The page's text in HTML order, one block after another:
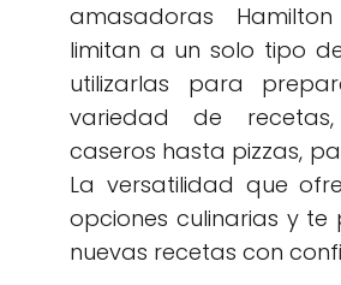
amasadoras
limitan a un solo tipo
utilizarlas para
variedad de
caseros hasta pizzas,
La versatilidad que
opciones culinarias y te
nuevas recetas con